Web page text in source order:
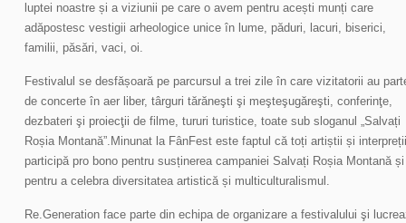
luptei noastre și a viziunii pe care o avem pentru acești munți care
adăpostesc vestigii arheologice unice în lume, păduri, lacuri, biserici,
familii, păsări, vaci, oi.
Festivalul se desfășoară pe parcursul a trei zile în care vizitatorii au
de concerte în aer liber, târguri tărăneşti şi meşteşugăreşti, conferinţe,
dezbateri şi proiecţii de filme, tururi turistice, toate sub sloganul „Salvați
Roșia Montană”.Minunat la FânFest este faptul că toți artiștii și interpreții
participă pro bono pentru susținerea campaniei Salvați Roșia Montană și
pentru a celebra diversitatea artistică și multiculturalismul.
Re.Generation face parte din echipa de organizare a festivalului şi